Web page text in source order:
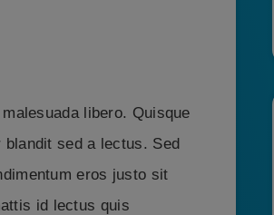
libero. Quisque
sed a lectus. Sed
eros justo sit
id lectus quis